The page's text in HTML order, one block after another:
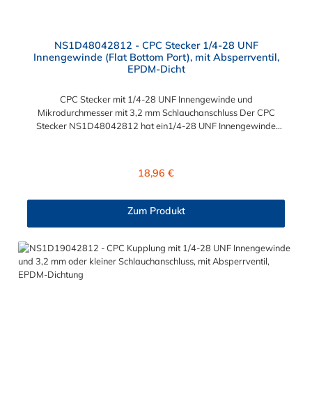
NS1D48042812 - CPC Stecker 1/4-28 UNF
Innengewinde (Flat Bottom Port), mit Absperrventil,
EPDM-Dicht
CPC Stecker mit 1/4-28 UNF Innengewinde und
Mikrodurchmesser mit 3,2 mm Schlauchanschluss Der CPC
Stecker NS1D48042812 hat ein1/4-28 UNF Innengewinde
Polypropylen (PP) und der Dichtring ist aus EPDM. Das
Sie können diesen CPC Stecker mit allen Kupplungen der CPC
Regulärer Preis:
18,96 €
Zum Produkt